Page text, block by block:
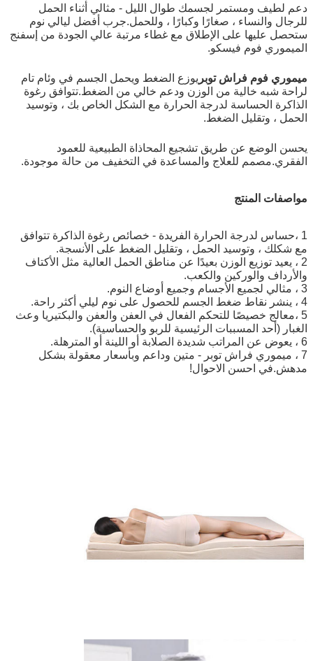
دعم لطيف ومستمر لجسمك طوال الليل - مثالي أثناء الحمل
للرجال والنساء ، صغارًا وكبارًا ، وللحمل.جرب أفضل ليالي نوم
ستحصل عليها على الإطلاق مع غطاء مرتبة عالي الجودة من إسفنج
الميموري فوم فيسكو.
ميموري فوم فراش توبر يوزع الضغط ويحمل الجسم في وئام تام
لراحة شبه خالية من الوزن ودعم خالي من الضغط.تتوافق رغوة
الذاكرة الحساسة لدرجة الحرارة مع الشكل الخاص بك ، وتوسيد
الحمل ، وتقليل الضغط.
يحسن الوضع عن طريق تشجيع المحاذاة الطبيعية للعمود
الفقري.مصمم للعلاج والمساعدة في التخفيف من حالة موجودة.
مواصفات المنتج
1 ،
حساس لدرجة الحرارة الفريدة - خصائص رغوة الذاكرة تتوافق
مع شكلك ، وتوسيد الحمل ، وتقليل الضغط على الأنسجة.
2 ، يعيد توزيع الوزن بعيدًا عن مناطق الحمل العالية مثل الأكتاف
والأرداف والوركين والكعب.
3 ، مثالي لجميع الأجسام وجميع أوضاع النوم.
4 ، ينشر نقاط ضغط الجسم للحصول على نوم ليلي أكثر راحة.
5 ، معالج خصيصًا للتحكم الفعال في العفن والعفن والبكتيريا وعث
الغبار (أحد المسببات الرئيسية للربو والحساسية).
6 ، يعوض عن المراتب شديدة الصلابة أو اللينة أو المترهلة.
7 ، ميموري فراش توبر - متين وداعم وبأسعار معقولة بشكل
مدهش.في احسن الاحوال!